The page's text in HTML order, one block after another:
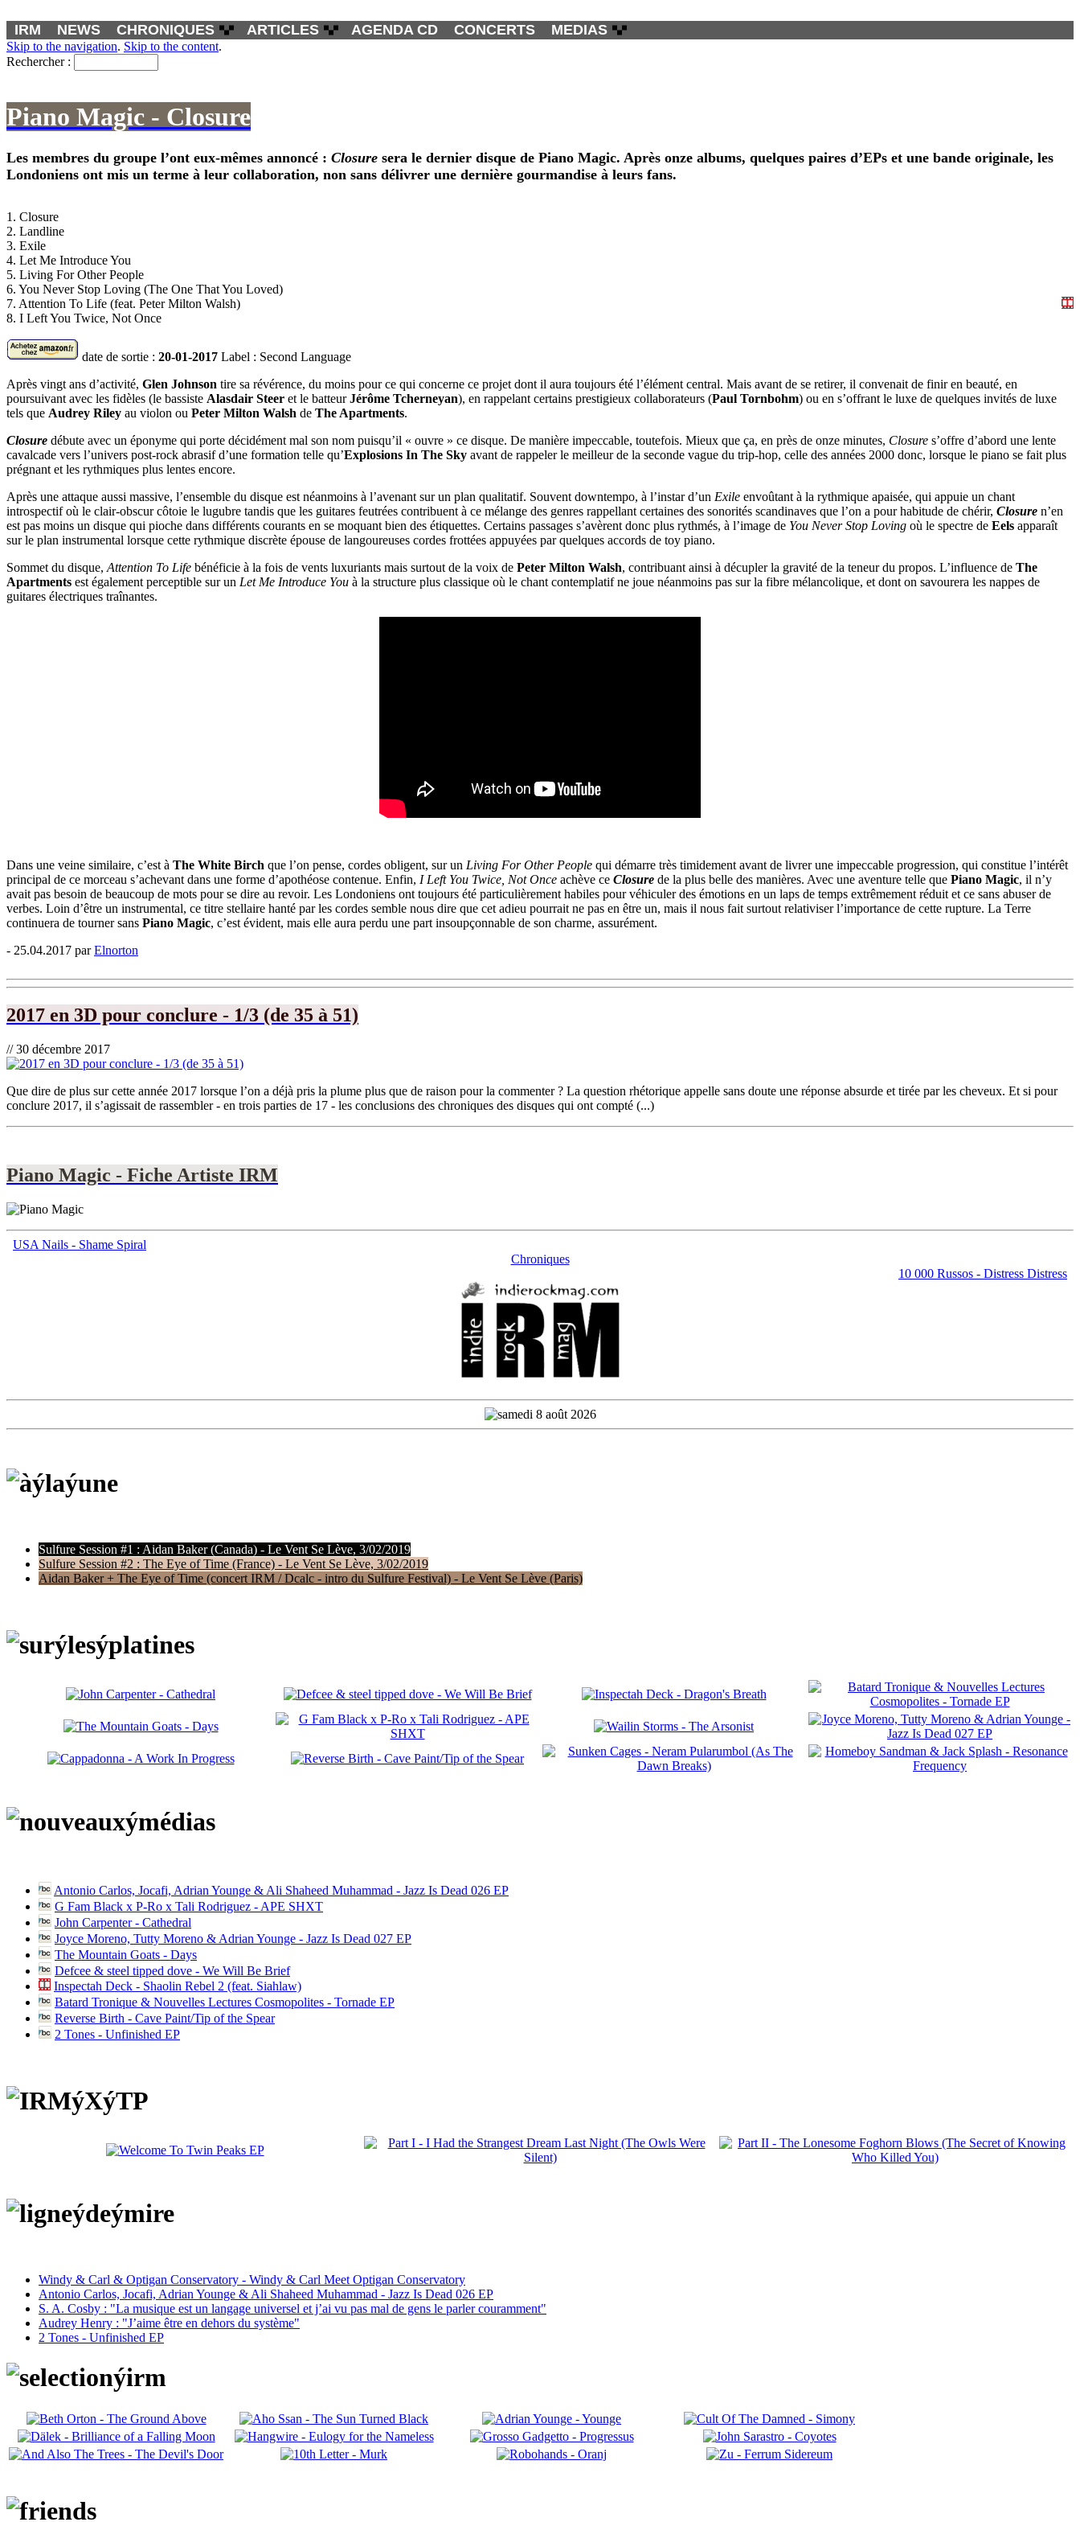
IRM NEWS CHRONIQUES ARTICLES AGENDA CD CONCERTS MEDIAS
Skip to the navigation. Skip to the content.
Rechercher :
Piano Magic - Closure
Les membres du groupe l’ont eux-mêmes annoncé : Closure sera le dernier disque de Piano Magic. Après onze albums, quelques paires d’EPs et une bande originale, les
Londoniens ont mis un terme à leur collaboration, non sans délivrer une dernière gourmandise à leurs fans.
1. Closure
2. Landline
3. Exile
4. Let Me Introduce You
5. Living For Other People
6. You Never Stop Loving (The One That You Loved)
7. Attention To Life (feat. Peter Milton Walsh)
8. I Left You Twice, Not Once
date de sortie : 20-01-2017 Label : Second Language
Après vingt ans d’activité, Glen Johnson tire sa révérence, du moins pour ce qui concerne ce projet dont il aura toujours été l’élément central. Mais avant de se retirer, il convenait de finir en beauté, en
poursuivant avec les fidèles (le bassiste Alasdair Steer et le batteurJérôme Tcherneyan), en rappelant certains prestigieux collaborateurs (Paul Tornbohm) ou en s’offrant le luxe de quelques invités de luxe
tels que Audrey Riley au violon ou Peter Milton Walsh de The Apartments.
Closure débute avec un éponyme qui porte décidément mal son nom puisqu’il « ouvre » ce disque. De manière impeccable, toutefois. Mieux que ça, en près de onze minutes, Closure s’offre d’abord une lente
cavalcade vers l’univers post-rock abrasif d’une formation telle qu’Explosions In The Sky avant de rappeler le meilleur de la seconde vague du trip-hop, celle des années 2000 donc, lorsque le piano se fait plus
prégnant et les rythmiques plus lentes encore.
Après une attaque aussi massive, l’ensemble du disque est néanmoins à l’avenant sur un plan qualitatif. Souvent downtempo, à l’instar d’un Exile envoûtant à la rythmique apaisée, qui appuie un chant
introspectif où le clair-obscur côtoie le lugubre tandis que les guitares feutrées contribuent à ce mélange des genres rappellant certaines des sonorités scandinaves que l’on a pour habitude de chérir, Closure n’en
est pas moins un disque qui pioche dans différents courants en se moquant bien des étiquettes. Certains passages s’avèrent donc plus rythmés, à l’image de You Never Stop Loving où le spectre de Eels apparaît
sur le plan instrumental lorsque cette rythmique discrète épouse de langoureuses cordes frottées appuyées par quelques accords de toy piano.
Sommet du disque,Attention To Life bénéficie à la fois de vents luxuriants mais surtout de la voix de Peter Milton Walsh, contribuant ainsi à décupler la gravité de la teneur du propos. L’influence de The
Apartments est également perceptible sur un Let Me Introduce You à la structure plus classique où le chant contemplatif ne joue néanmoins pas sur la fibre mélancolique, et dont on savourera les nappes de
guitares électriques traînantes.
Dans une veine similaire, c’est à The White Birch que l’on pense, cordes obligent, sur un Living For Other People qui démarre très timidement avant de livrer une impeccable progression, qui constitue l’intérêt
principal de ce morceau s’achevant dans une forme d’apothéose contenue. Enfin, I Left You Twice, Not Once achève ce Closure de la plus belle des manières. Avec une aventure telle que Piano Magic, il n’y
avait pas besoin de beaucoup de mots pour se dire au revoir. Les Londoniens ont toujours été particulièrement habiles pour véhiculer des émotions en un laps de temps extrêmement réduit et ce sans abuser de
verbes. Loin d’être un instrumental, ce titre stellaire hanté par les cordes semble nous dire que cet adieu pourrait ne pas en être un, mais il nous fait surtout relativiser l’importance de cette rupture. La Terre
continuera de tourner sans Piano Magic, c’est évident, mais elle aura perdu une part insoupçonnable de son charme, assurément.
- 25.04.2017 parElnorton
2017 en 3D pour conclure - 1/3 (de 35 à 51)
// 30 décembre 2017
Que dire de plus sur cette année 2017 lorsque l’on a déjà pris la plume plus que de raison pour la commenter ? La question rhétorique appelle sans doute une réponse absurde et tirée par les cheveux. Et si pour
conclure 2017, il s’agissait de rassembler - en trois parties de 17 - les conclusions des chroniques des disques qui ont compté (...)
Piano Magic - Fiche Artiste IRM
USA Nails - Shame Spiral
Chroniques
10 000 Russos - Distress Distress
Sulfure Session #1 : Aidan Baker (Canada) - Le Vent Se Lève, 3/02/2019
Sulfure Session #2 : The Eye of Time (France) - Le Vent Se Lève, 3/02/2019
Aidan Baker + The Eye of Time (concert IRM / Dcalc - intro du Sulfure Festival) - Le Vent Se Lève (Paris)
Antonio Carlos, Jocafi, Adrian Younge & Ali Shaheed Muhammad - Jazz Is Dead 026 EP
G Fam Black x P-Ro x Tali Rodriguez - APE SHXT
John Carpenter - Cathedral
Joyce Moreno, Tutty Moreno & Adrian Younge - Jazz Is Dead 027 EP
The Mountain Goats - Days
Defcee & steel tipped dove - We Will Be Brief
Inspectah Deck - Shaolin Rebel 2 (feat. Siahlaw)
Batard Tronique & Nouvelles Lectures Cosmopolites - Tornade EP
Reverse Birth - Cave Paint/Tip of the Spear
2 Tones - Unfinished EP
Windy & Carl & Optigan Conservatory - Windy & Carl Meet Optigan Conservatory
Antonio Carlos, Jocafi, Adrian Younge & Ali Shaheed Muhammad - Jazz Is Dead 026 EP
S. A. Cosby : "La musique est un langage universel et j’ai vu pas mal de gens le parler couramment"
Audrey Henry : "J’aime être en dehors du système"
2 Tones - Unfinished EP